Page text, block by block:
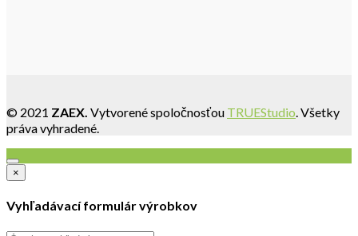
© 2021 ZAEX. Vytvorené spoločnosťou TRUEStudio . Všetky
práva vyhradené.
×
Vyhľadávací formulár výrobkov